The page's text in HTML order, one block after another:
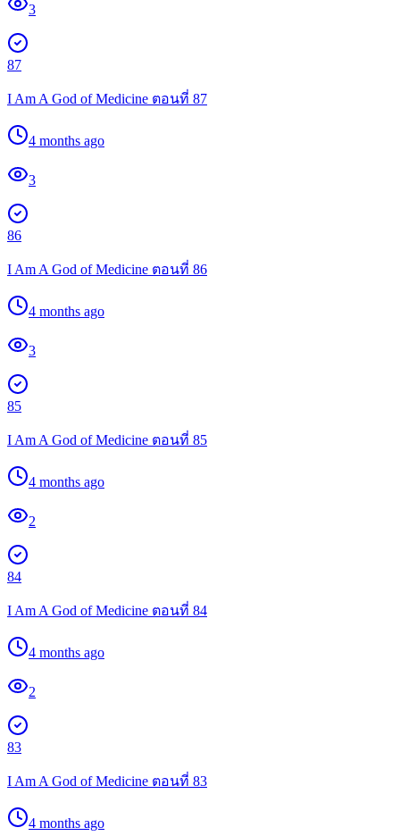
3
87
I Am A God of Medicine ตอนที่ 87
4 months ago
3
86
I Am A God of Medicine ตอนที่ 86
4 months ago
3
85
I Am A God of Medicine ตอนที่ 85
4 months ago
2
84
I Am A God of Medicine ตอนที่ 84
4 months ago
2
83
I Am A God of Medicine ตอนที่ 83
4 months ago